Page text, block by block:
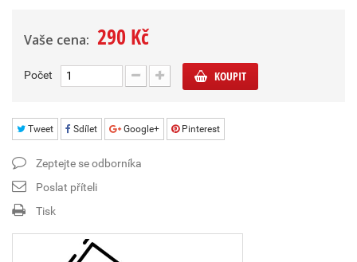
Vaše cena: 290 Kč
Počet KOUPIT
Tweet Sdílet Google+ Pinterest
Zeptejte se odborníka
Poslat příteli
Tisk